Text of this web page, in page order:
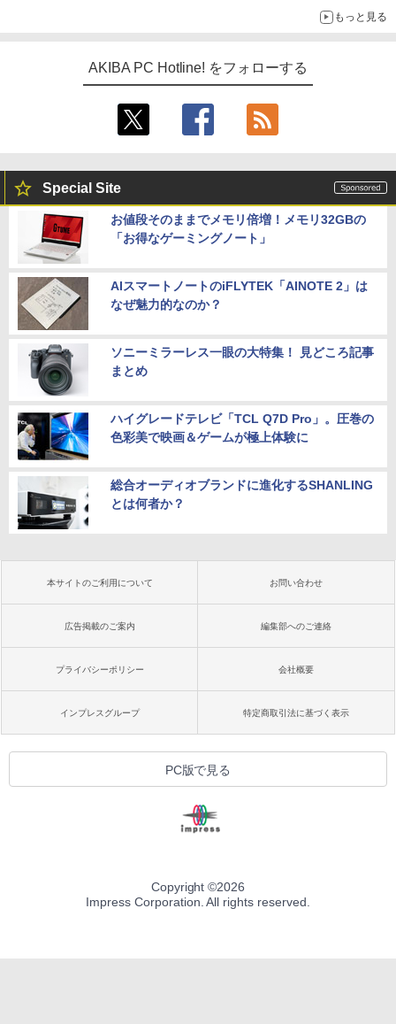
もっと見る
AKIBA PC Hotline! をフォローする
Special Site
お値段そのままでメモリ倍増！メモリ32GBの
「お得なゲーミングノート」
AIスマートノートのiFLYTEK「AINOTE 2」は
なぜ魅力的なのか？
ソニーミラーレス一眼の大特集！ 見どころ記事
まとめ
ハイグレードテレビ「TCL Q7D Pro」。圧巻の
色彩美で映画＆ゲームが極上体験に
総合オーディオブランドに進化するSHANLING
とは何者か？
本サイトのご利用について お問い合わせ
広告掲載のご案内 編集部へのご連絡
プライバシーポリシー 会社概要
インプレスグループ 特定商取引法に基づく表示
PC版で見る
Copyright ©2026
Impress Corporation. All rights reserved.